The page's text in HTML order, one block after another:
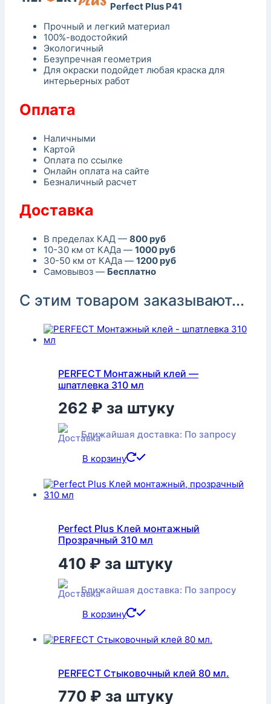
Perfect Plus P41
Прочный и легкий материал
100%-водостойкий
Экологичный
Безупречная геометрия
Для окраски подойдет любая краска для
интерьерных работ
Оплата
Наличными
Картой
Оплата по ссылке
Онлайн оплата на сайте
Безналичный расчет
Доставка
В пределах КАД — 800 руб
10-30 км от КАДа — 1000 руб
30-50 км от КАДа — 1200 руб
Самовывоз — Бесплатно
С этим товаром заказывают...
PERFECT Монтажный клей —
шпатлевка 310 мл
262 ₽ за штуку
Ближайшая доставка: По запросу
В корзину
Perfect Plus Клей монтажный
Прозрачный 310 мл
410 ₽ за штуку
Ближайшая доставка: По запросу
В корзину
PERFECT Стыковочный клей 80 мл.
770 ₽ за штуку